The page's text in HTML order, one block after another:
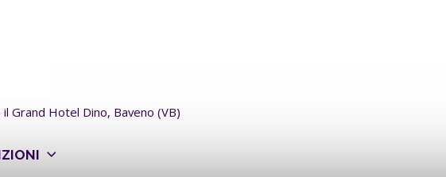
Grand Hotel Dino, Baveno (VB)